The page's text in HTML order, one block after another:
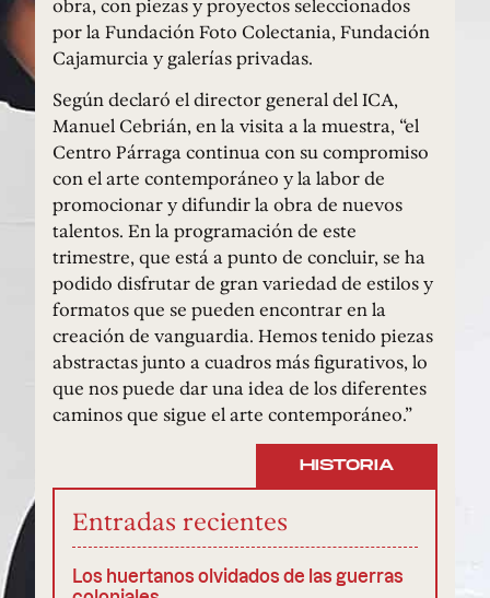
obra, con piezas y proyectos seleccionados
por la Fundación Foto Colectania, Fundación
Cajamurcia y galerías privadas.
Según declaró el director general del ICA,
Manuel Cebrián, en la visita a la muestra, “el
Centro Párraga continua con su compromiso
con el arte contemporáneo y la labor de
promocionar y difundir la obra de nuevos
talentos. En la programación de este
trimestre, que está a punto de concluir, se ha
podido disfrutar de gran variedad de estilos y
formatos que se pueden encontrar en la
creación de vanguardia. Hemos tenido piezas
abstractas junto a cuadros más figurativos, lo
que nos puede dar una idea de los diferentes
caminos que sigue el arte contemporáneo.”
HISTORIA
Entradas recientes
Los huertanos olvidados de las guerras